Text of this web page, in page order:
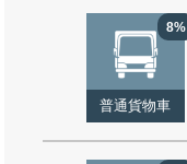
8%
普通貨物車